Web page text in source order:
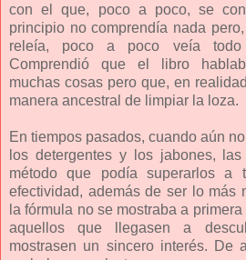
con el que, poco a poco, se
principio no comprendía nada
releía, poco a poco veía todo
Comprendió que el libro
muchas cosas pero que, en
manera ancestral de limpiar la loza.
En tiempos pasados, cuando aún
los detergentes y los jabones,
método que podía superarlos a
efectividad, además de ser lo más
la fórmula no se mostraba a
aquellos que llegasen a
mostrasen un sincero interés. De